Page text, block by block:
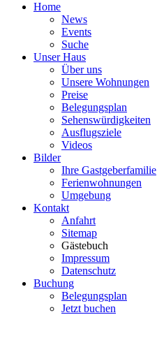
Home
News
Events
Suche
Unser Haus
Über uns
Unsere Wohnungen
Preise
Belegungsplan
Sehenswürdigkeiten
Ausflugsziele
Videos
Bilder
Ihre Gastgeberfamilie
Ferienwohnungen
Umgebung
Kontakt
Anfahrt
Sitemap
Gästebuch
Impressum
Datenschutz
Buchung
Belegungsplan
Jetzt buchen